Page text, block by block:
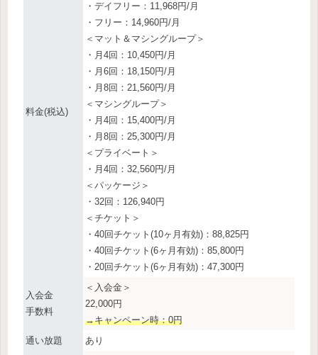
料金(税込)
・デイフリー：11,968円/月
・フリー：14,960円/月
＜マット＆マシングループ＞
・月4回：10,450円/月
・月6回：18,150円/月
・月8回：21,560円/月
＜マシングループ＞
・月4回：15,400円/月
・月8回：25,300円/月
＜プライベート＞
・月4回：32,560円/月
＜パッケージ＞
・32回：126,940円
＜チケット＞
・40回チケット(10ヶ月有効)：88,825円
・40回チケット(6ヶ月有効)：85,800円
・20回チケット(6ヶ月有効)：47,300円
入会金
手数料
＜入会金＞
22,000円
→キャンペーン時：0円
通い放題
あり